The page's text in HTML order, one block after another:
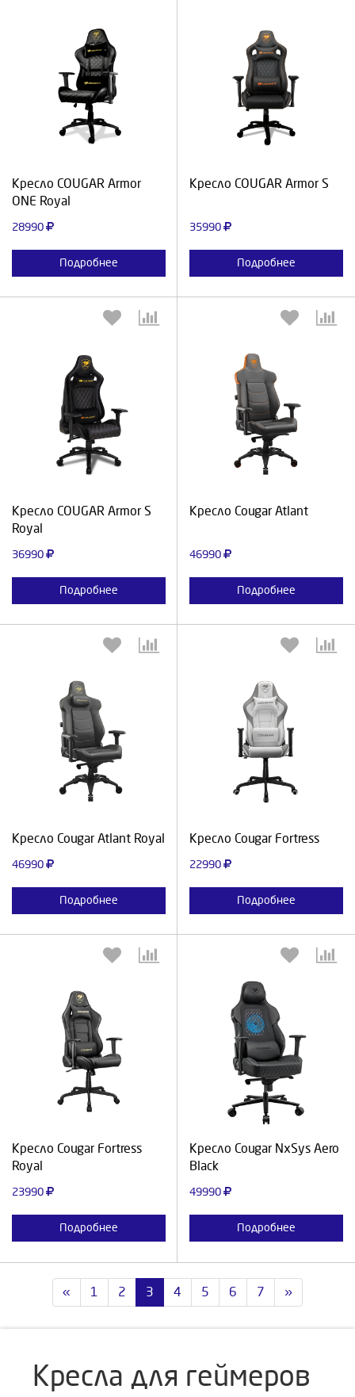
Кресло COUGAR Armor
ONE Royal
28990
Подробнее
Выберите количество:
Кресло COUGAR Armor S
35990
Подробнее
Выберите количество:
Кресло COUGAR Armor S
Royal
36990
Подробнее
Выберите количество:
Кресло Cougar Atlant
46990
Подробнее
Выберите количество:
Кресло Cougar Atlant Royal
46990
Подробнее
Выберите количество:
Кресло Cougar Fortress
22990
Подробнее
Выберите количество:
Кресло Cougar Fortress
Royal
23990
Подробнее
Выберите количество:
Кресло Cougar NxSys Aero
Black
49990
Подробнее
Выберите количество:
« 1 2 3 4 5 6 7 »
Кресла для геймеров